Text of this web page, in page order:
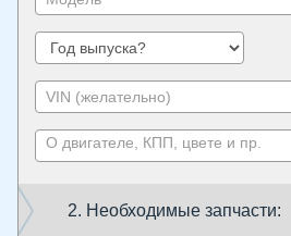
2. Необходимые запчасти: